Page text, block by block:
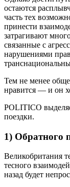
остаются
часть тех
принести
затрагивают
связанные с
нарушениями
Тем не менее
нравится — и он
POLITICO
поездки.
1) Обратного
Великобритания
тесного
назад будет